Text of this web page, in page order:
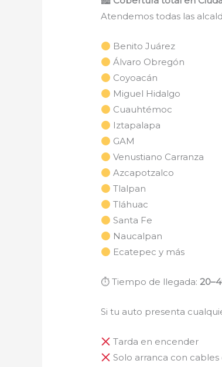
Atendemos todas las
Benito Juárez
Álvaro Obregón
Coyoacán
Miguel Hidalgo
Cuauhtémoc
Iztapalapa
GAM
Venustiano Carranza
Azcapotzalco
Tlalpan
Tláhuac
Santa Fe
Naucalpan
Ecatepec y más
⏱ Tiempo de llegada:
Si tu auto presenta
Tarda en encender
Solo arranca con